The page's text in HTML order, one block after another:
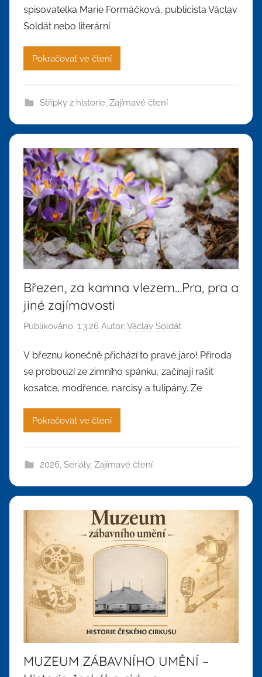
spisovatelka Marie Formáčková, publicista Václav
Soldát nebo literární
Pokračovat ve čtení
Střípky z historie, Zajímavé čtení
Březen, za kamna vlezem…Pra, pra a
jiné zajímavosti
Publikováno: 1.3.26 Autor: Václav Soldát
V březnu konečně přichází to pravé jaro! Příroda
se probouzí ze zimního spánku, začínají rašit
kosatce, modřence, narcisy a tulipány. Ze
Pokračovat ve čtení
2026, Seriály, Zajímavé čtení
MUZEUM ZÁBAVNÍHO UMĚNÍ –